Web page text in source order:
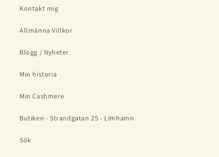
Kontakt mig
Allmänna Villkor
Blogg / Nyheter
Min historia
Min Cashmere
Butiken - Strandgatan 25 - Limhamn
Sök